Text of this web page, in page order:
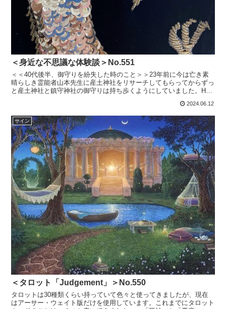
＜身近な不思議な体験談＞No.551
＜＜40代後半、御守りを紛失した時のこと＞＞23年前に今は亡き素
晴らしき霊能者山本先生に産土神社をリサーチしてもらってからずっ
と産土神社と鎮守神社の御守りは持ち歩くようにしていました。HP
2024.06.12
サイン
＜タロット「Judgement」＞No.550
タロットは30種類くらい持っていて色々と使ってきましたが、現在
はアーサー・ウェイト版だけを使用しています。これまでにタロット